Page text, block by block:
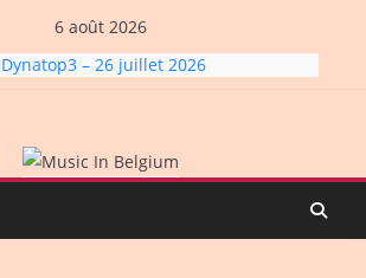
6 août 2026
Dynatop3 – 26 juillet 2026
Dynatop3 – 02 août 2026
Micro Festival #16, maxi line-